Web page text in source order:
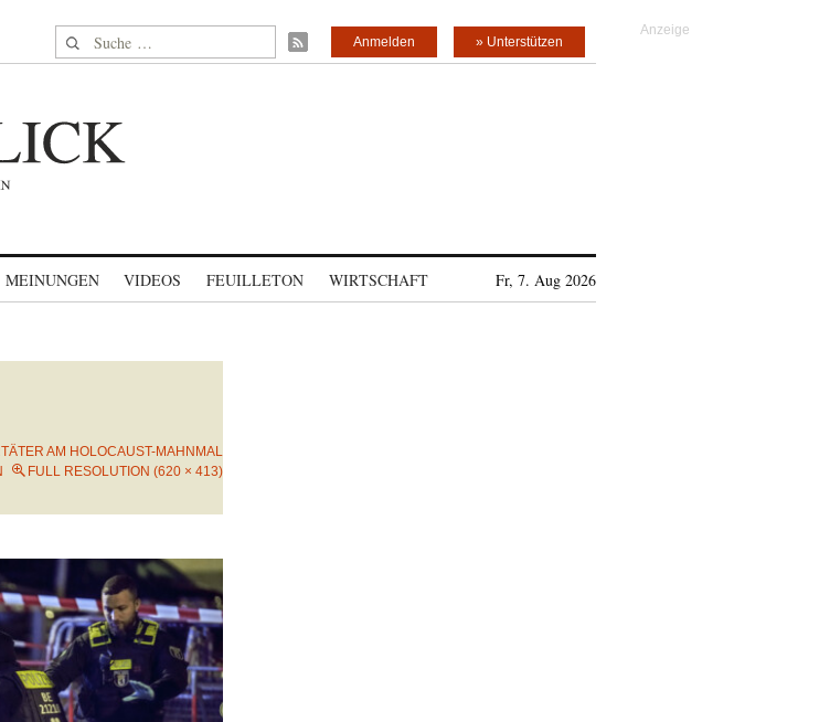
Suche nach: » Unterstützen
Anmelden
MEINUNGEN VIDEOS FEUILLETON WIRTSCHAFT Fr, 7. Aug 2026
AM HOLOCAUST-MAHNMAL S
FULL RESOLUTION (620 × 413)